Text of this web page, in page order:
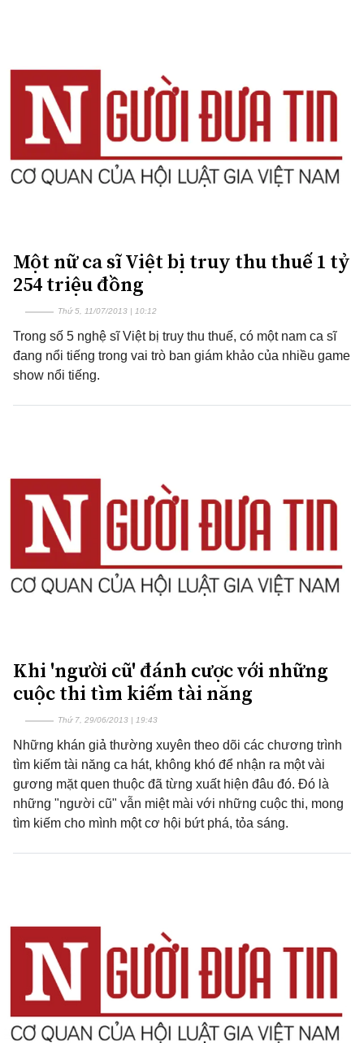
Một nữ ca sĩ Việt bị truy thu thuế 1 tỷ
254 triệu đồng
Thứ 5, 11/07/2013 | 10:12
Trong số 5 nghệ sĩ Việt bị truy thu thuế, có một nam ca sĩ
đang nổi tiếng trong vai trò ban giám khảo của nhiều game
show nổi tiếng.
Khi 'người cũ' đánh cược với những
cuộc thi tìm kiếm tài năng
Thứ 7, 29/06/2013 | 19:43
Những khán giả thường xuyên theo dõi các chương trình
tìm kiếm tài năng ca hát, không khó để nhận ra một vài
gương mặt quen thuộc đã từng xuất hiện đâu đó. Đó là
những "người cũ" vẫn miệt mài với những cuộc thi, mong
tìm kiếm cho mình một cơ hội bứt phá, tỏa sáng.